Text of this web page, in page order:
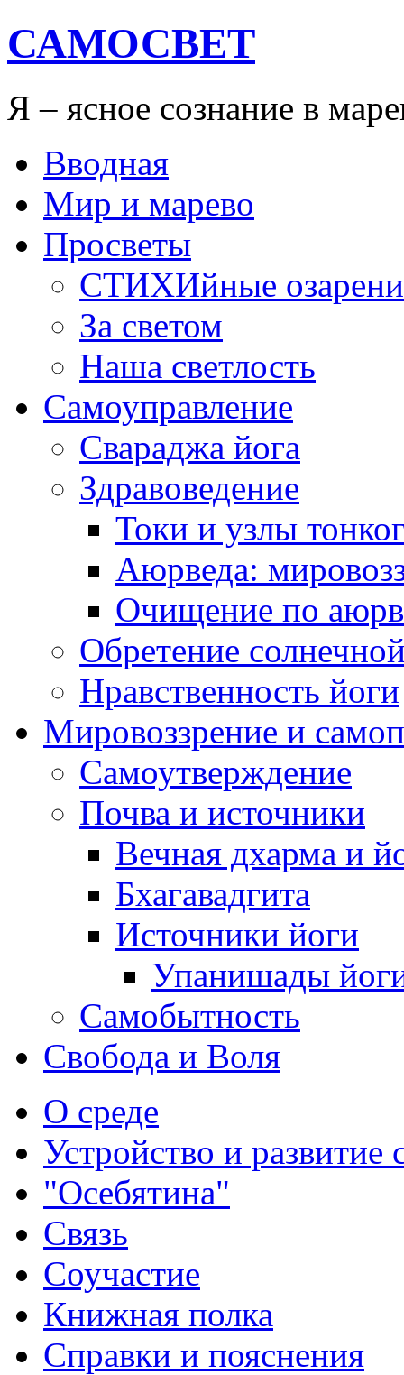
САМОСВЕТ
Я – ясное сознание в
Вводная
Мир и марево
Просветы
СТИХИйные
За светом
Наша светлость
Самоуправление
Свараджа йога
Здравоведение
Токи и узлы
Аюрведа:
Очищение по
Обретение
Нравственность йоги
Мировоззрение и
Самоутверждение
Почва и источники
Вечная дхарма и
Бхагавадгита
Источники йоги
Упанишады
Самобытность
Свобода и Воля
О среде
Устройство и развитие
"Осебятина"
Связь
Соучастие
Книжная полка
Справки и пояснения